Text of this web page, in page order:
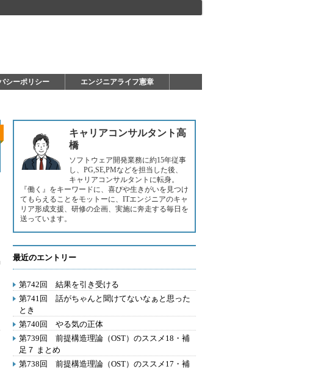
シーポリシー エンジニアライフ憲章
キャリアコンサルタント高
橋
ソフトウェア開発業務に約15年従事
し、PG,SE,PMなどを担当した後、
キャリアコンサルタントに転身。
『働く』をキーワードに、喜びや生きがいを見つけ
てもらえることをモットーに、ITエンジニアのキャ
リア形成支援、研修の企画、実施に奔走する毎日を
送っています。
最近のエントリー
第742回 結果を引き受ける
第741回 話がちゃんと聞けてないなぁと思った
とき
第740回 やる気の正体
第739回 前提構造理論（OST）のススメ18・補
足７ まとめ
第738回 前提構造理論（OST）のススメ17・補